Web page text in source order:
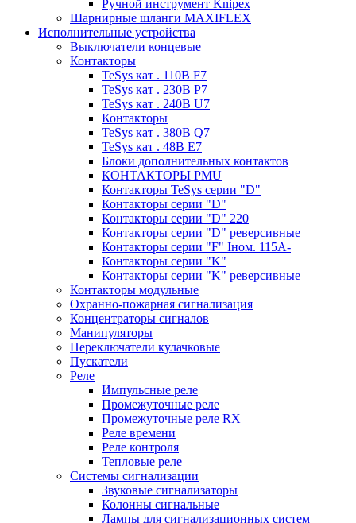
Ручной инструмент Knipex
Шарнирные шланги MAXIFLEX
Исполнительные устройства
Выключатели концевые
Контакторы
TeSys кат . 110В F7
TeSys кат . 230В P7
TeSys кат . 240В U7
Контакторы
TeSys кат . 380В Q7
TeSys кат . 48В E7
Блоки дополнительных контактов
КОНТАКТОРЫ PMU
Контакторы TeSys серии "D"
Контакторы серии "D"
Контакторы серии "D" 220
Контакторы серии "D" реверсивные
Контакторы серии "F" Iном. 115А-
Контакторы серии "K"
Контакторы серии "K" реверсивные
Контакторы модульные
Охранно-пожарная сигнализация
Концентраторы сигналов
Манипуляторы
Переключатели кулачковые
Пускатели
Реле
Импульсные реле
Промежуточные реле
Промежуточные реле RX
Реле времени
Реле контроля
Тепловые реле
Системы сигнализации
Звуковые сигнализаторы
Колонны сигнальные
Лампы для сигнализационных систем